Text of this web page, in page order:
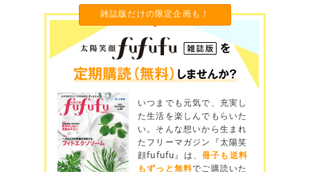
雑誌版だけの限定企画も！
いつまでも元気で、充実し
た生活を楽しんでもらいた
い。そんな想いから生まれ
たフリーマガジン『太陽笑
顔fufufu』は、 冊子も送料
もずっと無料でご購読いた